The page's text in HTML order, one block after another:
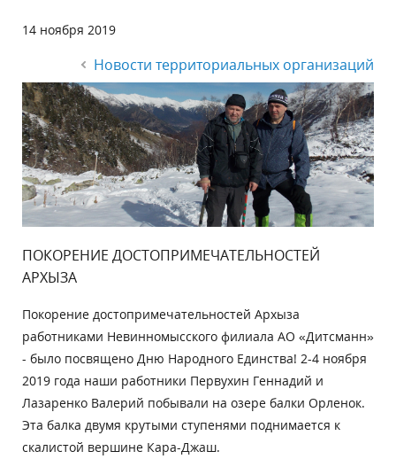
14 ноября 2019
Новости территориальных организаций
ПОКОРЕНИЕ ДОСТОПРИМЕЧАТЕЛЬНОСТЕЙ
АРХЫЗА
Покорение достопримечательностей Архыза
работниками Невинномысского филиала АО «Дитсманн»
- было посвящено Дню Народного Единства! 2-4 ноября
2019 года наши работники Первухин Геннадий и
Лазаренко Валерий побывали на озере балки Орленок.
Эта балка двумя крутыми ступенями поднимается к
скалистой вершине Кара-Джаш.